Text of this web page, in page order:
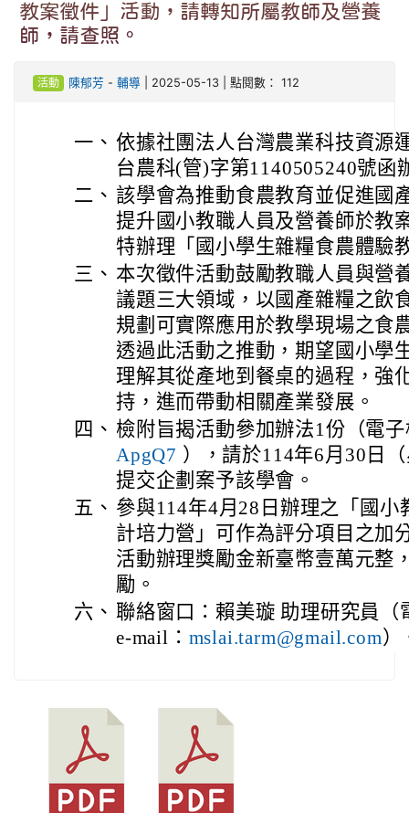
教案徵件」活動，請轉知所屬教師及營養
師，請查照。
活動 陳郁芳 - 輔導| 2025-05-13 | 點閱數： 112
一、 依據社團法人台灣農業科技資源
台農科(管)字第1140505240號函
二、 該學會為推動食農教育並促進國
提升國小教職人員及營養師於教
特辦理「國小學生雜糧食農體驗
三、 本次徵件活動鼓勵教職人員與營
議題三大領域，以國產雜糧之飲
規劃可實際應用於教學現場之食
透過此活動之推動，期望國小學
理解其從產地到餐桌的過程，強
持，進而帶動相關產業發展。
四、 檢附旨揭活動參加辦法1份（電
ApgQ7 ），請於114年6月30日
提交企劃案予該學會。
五、 參與114年4月28日辦理之「國
計培力營」可作為評分項目之加
活動辦理獎勵金新臺幣壹萬元整
勵。
六、 聯絡窗口：賴美璇 助理研究員（
e-mail： mslai.tarm@gmail.com）